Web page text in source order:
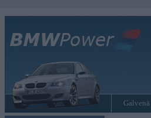
Galvenā